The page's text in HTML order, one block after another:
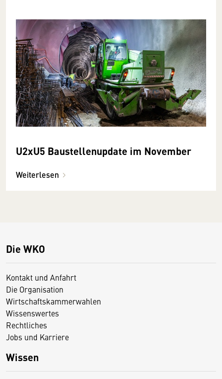
U2xU5 Baustellenupdate im November
Weiterlesen
Die WKO
Kontakt und Anfahrt
Die Organisation
Wirtschaftskammerwahlen
Wissenswertes
Rechtliches
Jobs und Karriere
Wissen